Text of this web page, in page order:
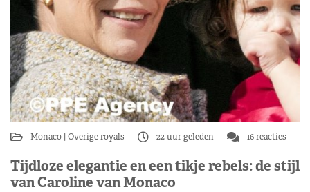
Monaco Overige royals 22 uur geleden 16 reacties
Tijdloze elegantie en een tikje rebels: de stijl
van Caroline van Monaco